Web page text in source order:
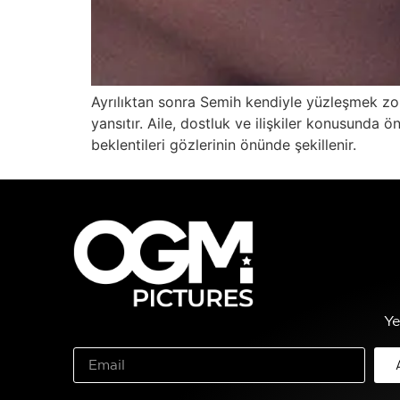
Ayrılıktan sonra Semih kendiyle yüzleşmek
yansıtır. Aile, dostluk ve ilişkiler konusunda
beklentileri gözlerinin önünde şekillenir.